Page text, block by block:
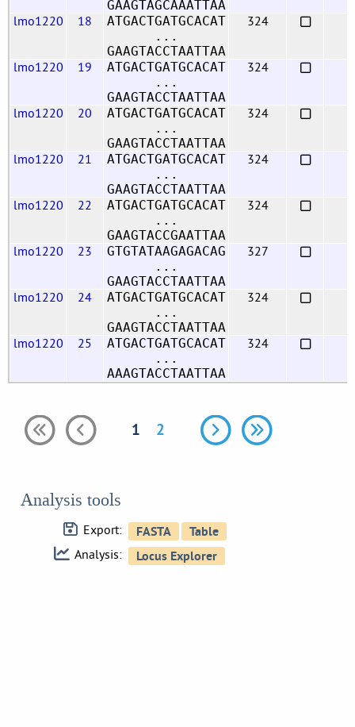
GAAGTAGCAAATTAA
lmo1220 18
ATGACTGATGCACAT
...
GAAGTACCTAATTAA
324
lmo1220 19
ATGACTGATGCACAT
...
GAAGTACCTAATTAA
324
lmo1220 20
ATGACTGATGCACAT
...
GAAGTACCTAATTAA
324
lmo1220 21
ATGACTGATGCACAT
...
GAAGTACCTAATTAA
324
lmo1220 22
ATGACTGATGCACAT
...
GAAGTACCGAATTAA
324
lmo1220 23
GTGTATAAGAGACAG
...
GAAGTACCTAATTAA
327
lmo1220 24
ATGACTGATGCACAT
...
GAAGTACCTAATTAA
324
lmo1220 25
ATGACTGATGCACAT
...
AAAGTACCTAATTAA
324
1 2
Analysis tools
Export:
Analysis: